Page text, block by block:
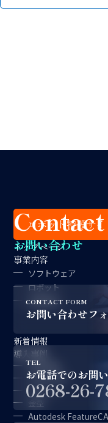
お問い合わせ
CONTACT FORM
お問い合わせフ
TEL
お電話でのお問
0268-26-
ロボット特設サイ
トップページ
事業内容
ソフトウェア
ロボット
金型製作
新着情報
導入事例
対談記事
CAD/CAM
ロボット
金型
Autodesk